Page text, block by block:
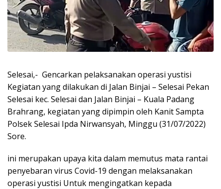
Selesai,- Gencarkan pelaksanakan operasi yustisi
Kegiatan yang dilakukan di Jalan Binjai – Selesai Pekan
Selesai kec. Selesai dan Jalan Binjai – Kuala Padang
Brahrang, kegiatan yang dipimpin oleh Kanit Sampta
Polsek Selesai Ipda Nirwansyah, Minggu (31/07/2022)
Sore.
ini merupakan upaya kita dalam memutus mata rantai
penyebaran virus Covid-19 dengan melaksanakan
operasi yustisi Untuk mengingatkan kepada